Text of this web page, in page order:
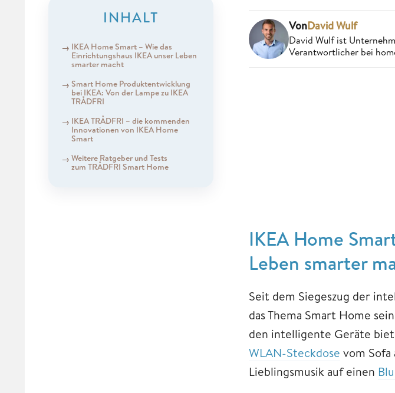
INHALT
IKEA Home Smart – Wie das
Einrichtungshaus IKEA unser Leben
smarter macht
Smart Home Produktentwicklung
bei IKEA: Von der Lampe zu IKEA
TRÅDFRI
IKEA TRÅDFRI – die kommenden
Innovationen von IKEA Home
Smart
Weitere Ratgeber und Tests
zum TRÅDFRI Smart Home
VonDavid Wulf
David Wulf ist
Verantwortlicher bei
IKEA Home
Leben smarter
Seit dem Siegeszug der
das Thema Smart Home
den intelligente Geräte
WLAN-Steckdose vom
Lieblingsmusik auf einen